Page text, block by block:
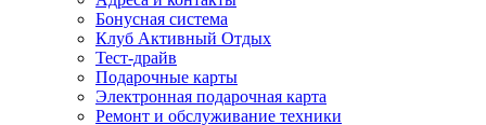
Бонусная система
Клуб Активный Отдых
Тест-драйв
Подарочные карты
Электронная подарочная карта
Ремонт и обслуживание техники